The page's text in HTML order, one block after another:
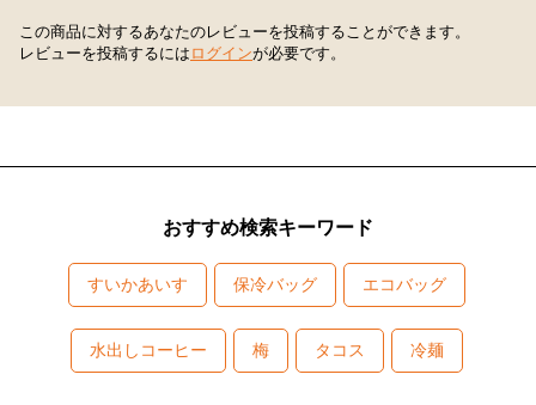
この商品に対するあなたのレビューを投稿することができます。
レビューを投稿するには ログインが必要です。
おすすめ検索キーワード
すいかあいす 保冷バッグ エコバッグ
水出しコーヒー 梅 タコス 冷麺